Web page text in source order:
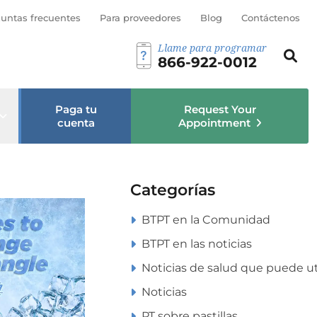
frecuentes Para proveedores Blog Contáctenos
Llame para programar
866-922-0012
Busca
Open sub menu
Paga tu
cuenta
Request Your
Appointment
Categorías
BTPT en la Comunidad
BTPT en las noticias
Noticias de salud que puede
Noticias